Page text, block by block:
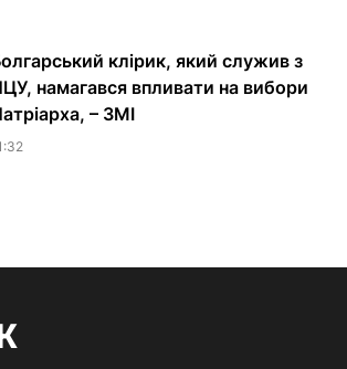
клірик, який служив з
намагався впливати на вибори
– ЗМІ